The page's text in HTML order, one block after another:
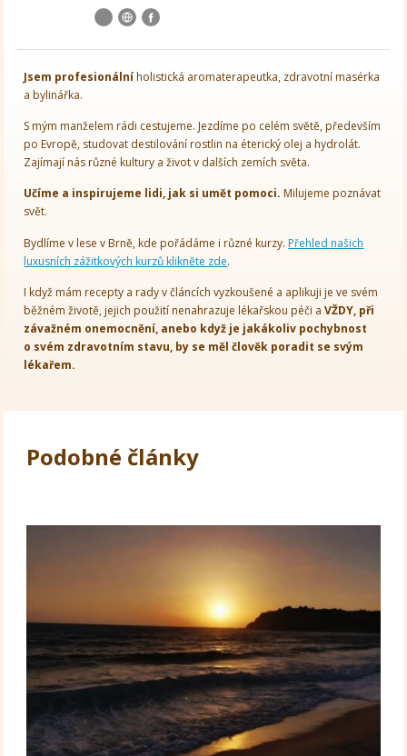
Jsem profesionálníholistická aromaterapeutka, zdravotní masérka
a bylinářka.
S mým manželem rádi cestujeme. Jezdíme po celém světě, především
po Evropě, studovat destilování rostlin na éterický olej a hydrolát.
Zajímají nás různé kultury a život v dalších zemích světa.
Učíme a inspirujeme lidi, jak si umět pomoci. Milujeme poznávat
svět.
Bydlíme v lese v Brně, kde pořádáme i různé kurzy. Přehled našich
luxusních zážitkových kurzů klikněte zde.
I když mám recepty a rady v článcích vyzkoušené a aplikuji je ve svém
běžném životě, jejich použití nenahrazuje lékařskou péči aVŽDY, při
závažném onemocnění, anebo když je jakákoliv pochybnost
o svém zdravotním stavu, by se měl člověk poradit se svým
lékařem.
Podobné články